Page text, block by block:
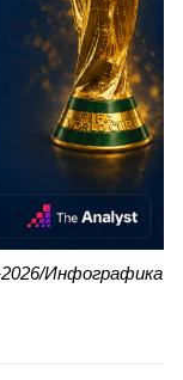
Инфографика